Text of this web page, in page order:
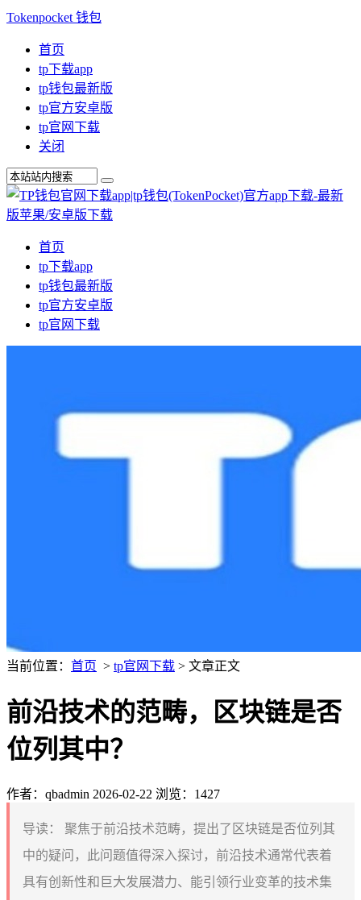
Tokenpocket 钱包
首页
tp下载app
tp钱包最新版
tp官方安卓版
tp官网下载
关闭
首页
tp下载app
tp钱包最新版
tp官方安卓版
tp官网下载
当前位置： 首页 > tp官网下载 > 文章正文
前沿技术的范畴，区块链是否
位列其中？
作者：qbadmin 2026-02-22 浏览：1427
导读：
聚焦于前沿技术范畴，提出了区块链是否位列其
中的疑问，此问题值得深入探讨，前沿技术通常代表着
具有创新性和巨大发展潜力、能引领行业变革的技术集